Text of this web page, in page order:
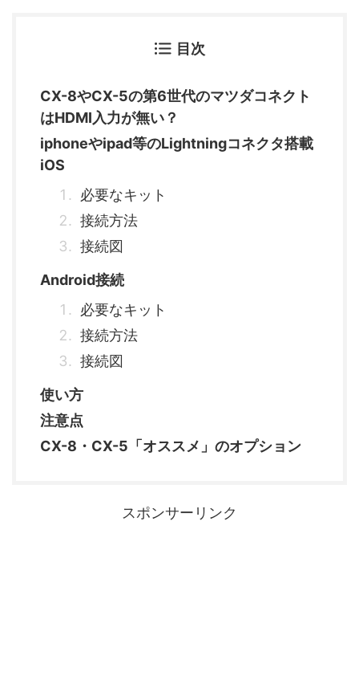
目次
CX-8やCX-5の第6世代のマツダコネクト
はHDMI入力が無い？
iphoneやipad等のLightningコネクタ搭載
iOS
必要なキット
接続方法
接続図
Android接続
必要なキット
接続方法
接続図
使い方
注意点
CX-8・CX-5「オススメ」のオプション
スポンサーリンク